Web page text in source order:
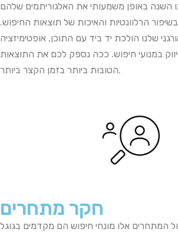
השנה באופן משמעותי את האלגוריתמים שלהם
בשיפור הרלוונטיות והאיכות של תוצאות החיפוש.
שלנו הולכת יד ביד עם התוכן, אופטימיזציה
במנועי חיפוש. ככה נספק לכם את התוצאות
הטובות ביותר בזמן הקצר ביותר.
חקר מתחרים
המתחרים אלו מונחי חיפוש הם מקדמים בגוגל